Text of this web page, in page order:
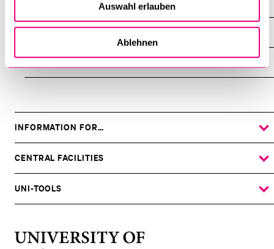
Auswahl erlauben
Ablehnen
INFORMATION FOR…
THE
SUBMENU
CENTRAL FACILITIES
THE
SUBMENU
UNI-TOOLS
THE